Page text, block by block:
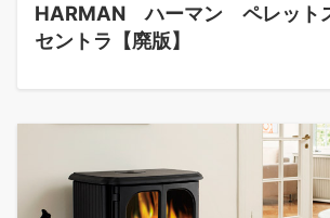
HARMAN ハーマン ペレット
セントラ【廃版】